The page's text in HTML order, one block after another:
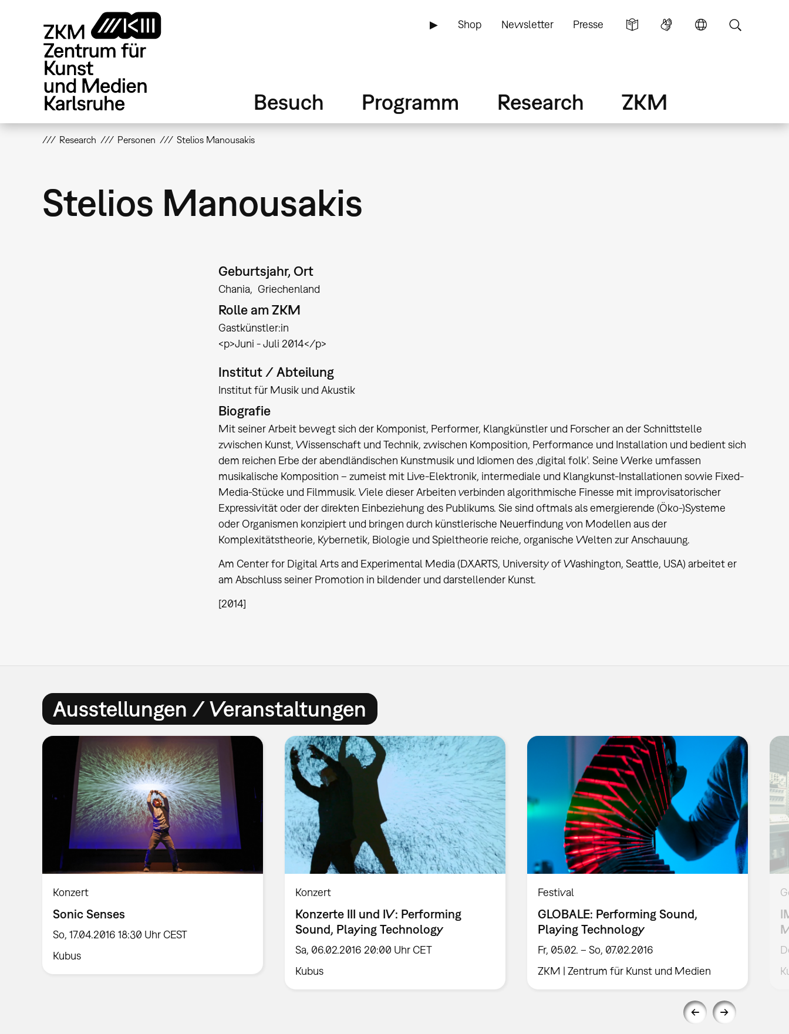
▶ Shop Newsletter Presse
Besuch Programm Research ZKM
Research Personen Stelios Manousakis
Stelios Manousakis
Geburtsjahr, Ort
Chania Griechenland
Rolle am ZKM
Gastkünstler:in
<p>Juni - Juli 2014</p>
Institut / Abteilung
Institut für Musik und Akustik
Biografie
Mit seiner Arbeit bewegt sich der Komponist, Performer, Klangkünstler und Forscher an der Schnittstelle
zwischen Kunst, Wissenschaft und Technik, zwischen Komposition, Performance und Installation und bedient sich
dem reichen Erbe der abendländischen Kunstmusik und Idiomen des ‚digital folk’. Seine Werke umfassen
musikalische Komposition – zumeist mit Live-Elektronik, intermediale und Klangkunst-Installationen sowie Fixed-
Media-Stücke und Filmmusik. Viele dieser Arbeiten verbinden algorithmische Finesse mit improvisatorischer
Expressivität oder der direkten Einbeziehung des Publikums. Sie sind oftmals als emergierende (Öko-)Systeme
oder Organismen konzipiert und bringen durch künstlerische Neuerfindung von Modellen aus der
Komplexitätstheorie, Kybernetik, Biologie und Spieltheorie reiche, organische Welten zur Anschauung.
Am Center for Digital Arts and Experimental Media (DXARTS, University of Washington, Seattle, USA) arbeitet er
am Abschluss seiner Promotion in bildender und darstellender Kunst.
[2014]
Ausstellungen / Veranstaltungen
Konzert
Sonic Senses
So, 17.04.2016 18:30 Uhr CEST
Kubus
Konzert
Konzerte III und IV: Performing
Sound, Playing Technology
Sa, 06.02.2016 20:00 Uhr CET
Kubus
Festival
GLOBALE: Performing Sound,
Playing Technology
Fr, 05.02. – So, 07.02.2016
ZKM | Zentrum für Kunst und Medien